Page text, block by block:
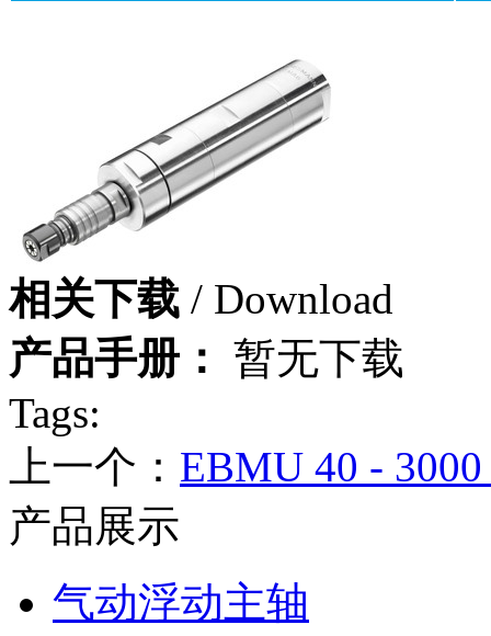
相关下载 / Download
产品手册： 暂无下载
Tags:
上一个： EBMU 40 - 3000
产品展示
气动浮动主轴